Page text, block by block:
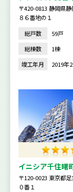
〒420-0813 静岡県
８６番地の１
総戸数
59戸
総棟数
1棟
竣工年月
2019年
イニシア千住曙
〒120-0023 東京都
０番１